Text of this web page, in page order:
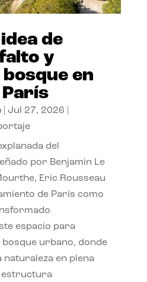
de
y
en
París
| Jul 27, 2026
del
por Benjamin Le
Eric Rousseau
de París como
espacio para
urbano, donde
naturaleza en plena
estructura